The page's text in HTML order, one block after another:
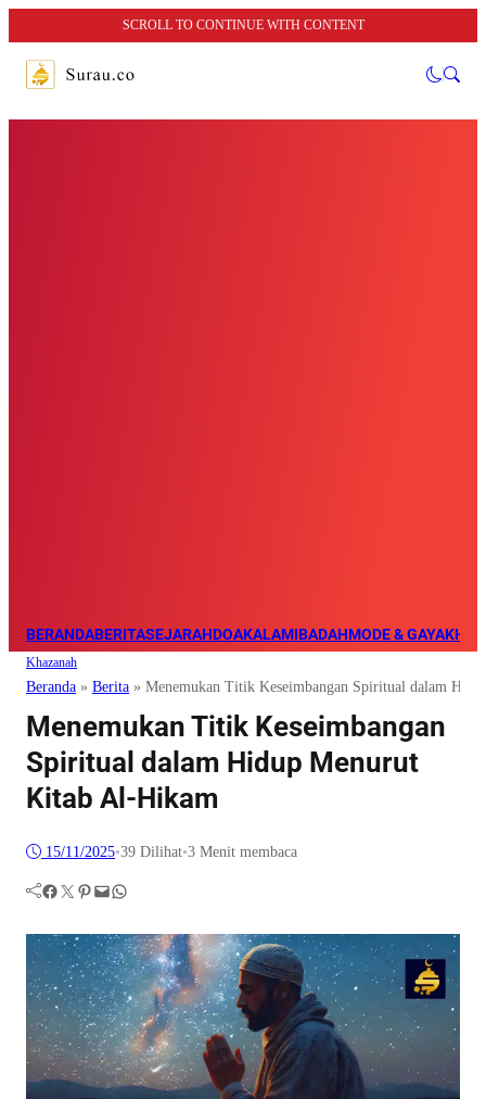
SCROLL TO CONTINUE WITH CONTENT
BERANDABERITASEJARAHDOAKALAMIBADAHMODE & GAYA
Khazanah
Beranda » Berita » Menemukan Titik Keseimbangan Spiritual dalam
Menemukan Titik Keseimbangan
Spiritual dalam Hidup Menurut
Kitab Al-Hikam
15/11/2025•39 Dilihat•3 Menit membaca
Facebook Twitter Pinterest Mail WhatsApp